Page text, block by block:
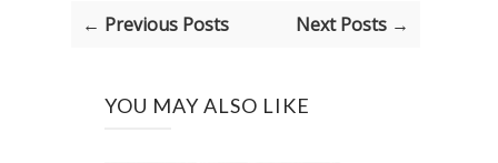
← Previous Posts Next Posts →
YOU MAY ALSO LIKE